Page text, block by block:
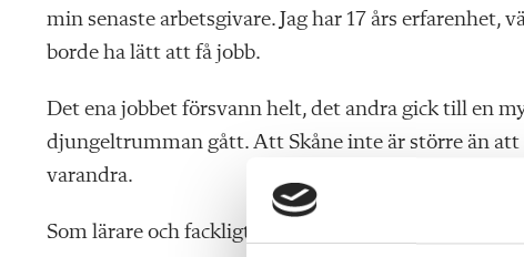
min senaste arbetsgivare. Jag har 17 års erfarenhet,
borde ha lätt att få jobb.
Det ena jobbet försvann helt, det andra gick till en
djungeltrumman gått. Att Skåne inte är större än
varandra.
Som lärare och fackligt aktiv på en annan ort i Skåne